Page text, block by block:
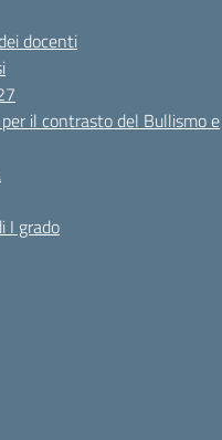
docenti
il contrasto del Bullismo e
I grado